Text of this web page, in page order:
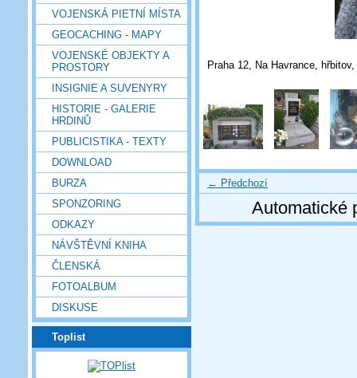
VOJENSKÁ PIETNÍ MÍSTA
GEOCACHING - MAPY
VOJENSKÉ OBJEKTY A
PROSTORY
INSIGNIE A SUVENYRY
HISTORIE - GALERIE
HRDINŮ
PUBLICISTIKA - TEXTY
DOWNLOAD
BURZA
SPONZORING
ODKAZY
NÁVŠTĚVNÍ KNIHA
ČLENSKÁ
FOTOALBUM
DISKUSE
Toplist
Praha 12, Na Havrance,
← Předchozí
Automatické